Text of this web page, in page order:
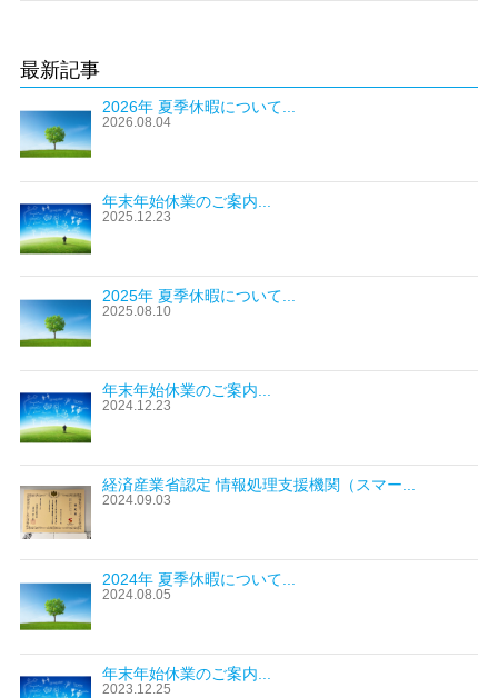
最新記事
2026年 夏季休暇について...
2026.08.04
年末年始休業のご案内...
2025.12.23
2025年 夏季休暇について...
2025.08.10
年末年始休業のご案内...
2024.12.23
経済産業省認定 情報処理支援機関（スマー...
2024.09.03
2024年 夏季休暇について...
2024.08.05
年末年始休業のご案内...
2023.12.25